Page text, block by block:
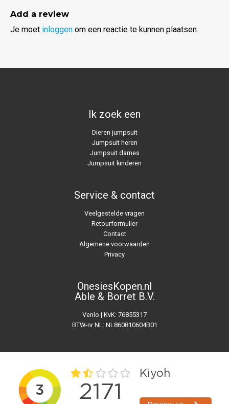
Add a review
Je moet inloggen om een reactie te kunnen plaatsen.
Ik zoek een
Dieren jumpsuit
Jumpsuit heren
Jumpsuit dames
Jumpsuit kinderen
Service & contact
Veelgestelde vragen
Retourformulier
Contact
Algemene voorwaarden
Privacy
OnesiesKopen.nl
Able & Borret B.V.
Venlo | KvK: 76855317
BTW-nr NL: NL860810604B01